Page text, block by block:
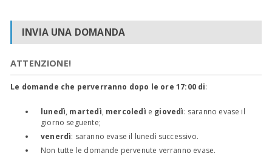
INVIA UNA DOMANDA
ATTENZIONE!
Le domande che perverranno dopo le ore 17:00 di:
lunedì, martedì, mercoledì e giovedì: saranno evase il
giorno seguente;
venerdì: saranno evase il lunedì successivo.
Non tutte le domande pervenute verranno evase.